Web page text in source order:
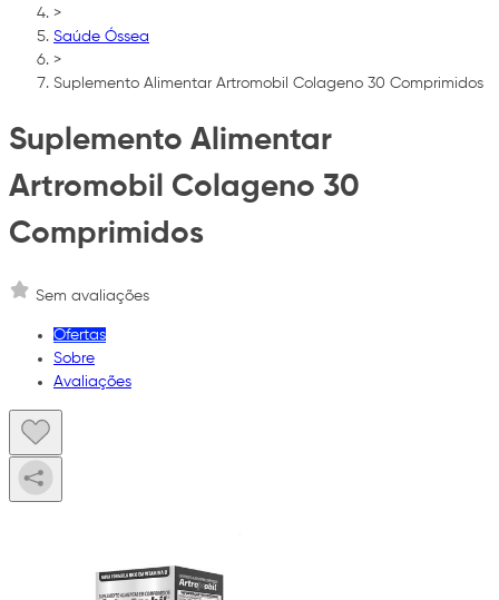
>
Saúde Óssea
>
Suplemento Alimentar Artromobil Colageno 30 Comprimidos
Suplemento Alimentar
Artromobil Colageno 30
Comprimidos
Sem avaliações
Ofertas
Sobre
Avaliações